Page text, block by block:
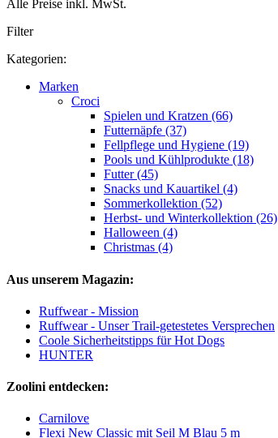
Alle Preise inkl. MwSt.
Filter
Kategorien:
Marken
Croci
Spielen und Kratzen (66)
Futternäpfe (37)
Fellpflege und Hygiene (19)
Pools und Kühlprodukte (18)
Futter (45)
Snacks und Kauartikel (4)
Sommerkollektion (52)
Herbst- und Winterkollektion (26)
Halloween (4)
Christmas (4)
Aus unserem Magazin:
Ruffwear - Mission
Ruffwear - Unser Trail-getestetes Versprechen
Coole Sicherheitstipps für Hot Dogs
HUNTER
Zoolini entdecken:
Carnilove
Flexi New Classic mit Seil M Blau 5 m